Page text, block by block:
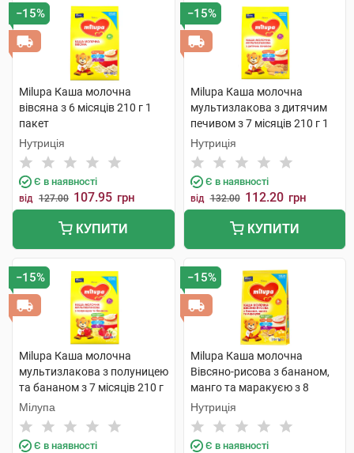
−15%
Milupa Каша молочна
вівсяна з 6 місяців 210 г 1
пакет
Нутриція
Є в наявності
від 127.00 107.95 грн
КУПИТИ
−15%
Milupa Каша молочна
мультизлакова з дитячим
печивом з 7 місяців 210 г 1
пакет
Нутриція
Є в наявності
від 132.00 112.20 грн
КУПИТИ
−15%
Milupa Каша молочна
мультизлакова з полуницею
та бананом з 7 місяців 210 г
1 пакет
Мілупа
Є в наявності
−15%
Milupa Каша молочна
Вівсяно-рисова з бананом,
манго та маракуєю з 8
місяців 210 г 1 пакет
Нутриція
Є в наявності